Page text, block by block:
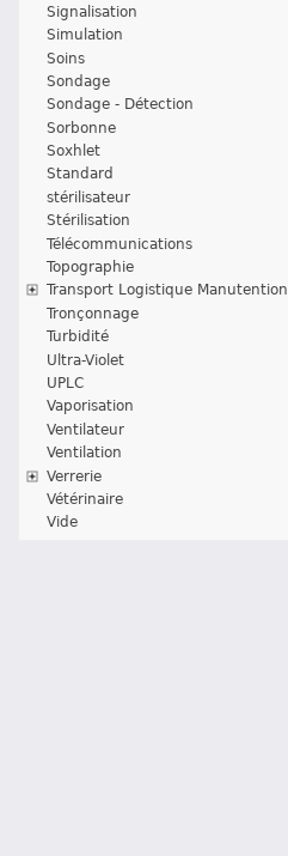
Signalisation
Simulation
Soins
Sondage
Sondage - Détection
Sorbonne
Soxhlet
Standard
stérilisateur
Stérilisation
Télécommunications
Topographie
Transport Logistique Manutention
Tronçonnage
Turbidité
Ultra-Violet
UPLC
Vaporisation
Ventilateur
Ventilation
Verrerie
Vétérinaire
Vide